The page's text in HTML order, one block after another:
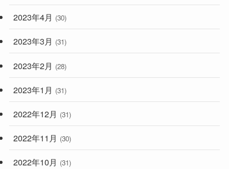
2023年4月 (30)
2023年3月 (31)
2023年2月 (28)
2023年1月 (31)
2022年12月 (31)
2022年11月 (30)
2022年10月 (31)